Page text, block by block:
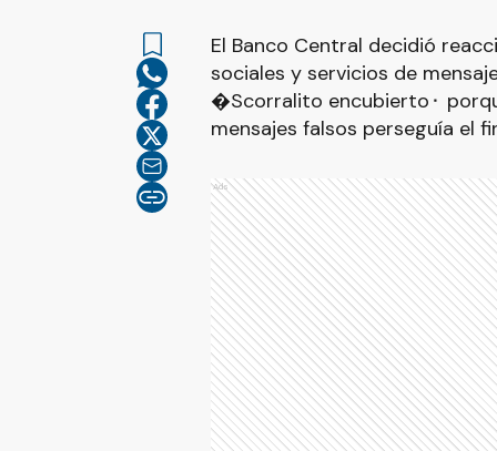
El Banco Central decidió
sociales y servicios de
�Scorralito encubierto⬝
mensajes falsos perseguía el
Ads